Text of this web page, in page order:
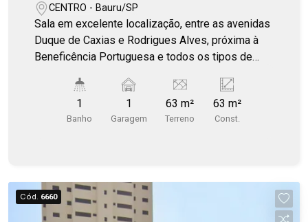
CENTRO - Bauru/SP
Sala em excelente localização, entre as avenidas
Duque de Caxias e Rodrigues Alves, próxima à
Beneficência Portuguesa e todos os tipos de
de seu uso ou investimento. Fale comigo!
1
Banho
1
Garagem
63 m²
Terreno
63 m²
Const.
Cód. 6660